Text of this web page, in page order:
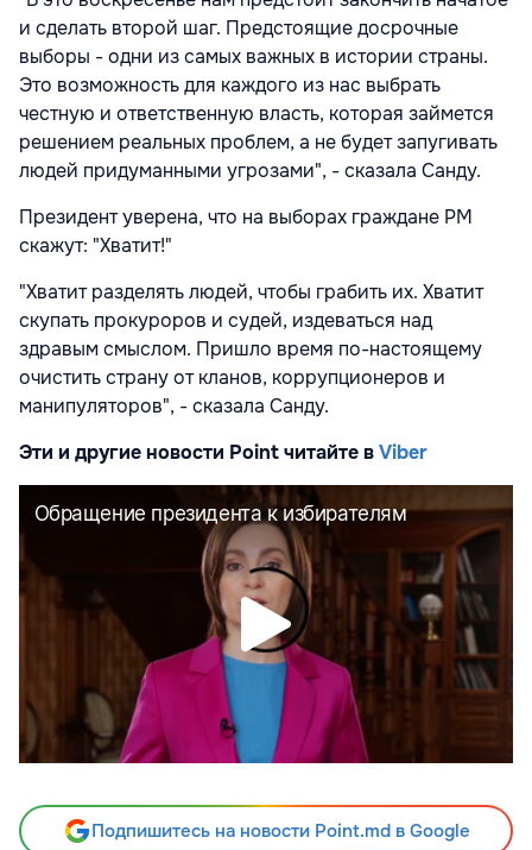
и сделать второй шаг. Предстоящие досрочные
выборы - одни из самых важных в истории страны.
Это возможность для каждого из нас выбрать
честную и ответственную власть, которая займется
решением реальных проблем, а не будет запугивать
людей придуманными угрозами", - сказала Санду.
Президент уверена, что на выборах граждане РМ
скажут: "Хватит!"
"Хватит разделять людей, чтобы грабить их. Хватит
скупать прокуроров и судей, издеваться над
здравым смыслом. Пришло время по-настоящему
очистить страну от кланов, коррупционеров и
манипуляторов", - сказала Санду.
Эти и другие новости Point читайте вViber
Подпишитесь на новости Point.md в Google